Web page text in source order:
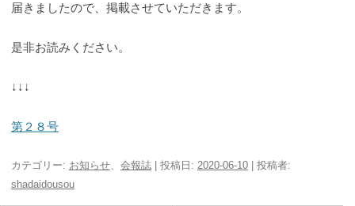
届きましたので、掲載させていただきます。
是非お読みください。
↓↓↓
第２８号
カテゴリー: お知らせ、 会報誌 | 投稿日: 2020-06-10
投稿者:
shadaidousou